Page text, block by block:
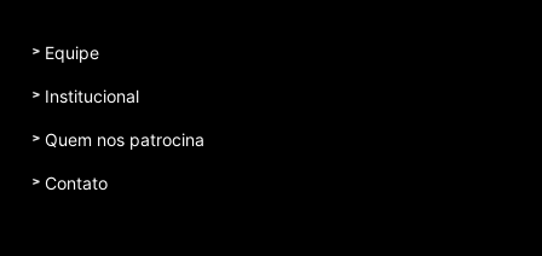
Equipe
Institucional
Quem nos patrocina
Contato